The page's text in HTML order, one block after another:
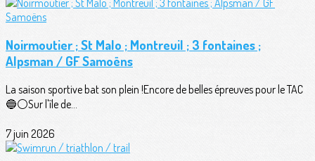
Noirmoutier ; St Malo ; Montreuil ; 3 fontaines ;
Alpsman / GF Samoëns
La saison sportive bat son plein !Encore de belles épreuves pour le TAC
🔵⚪️Sur l'île de...
7 juin 2026